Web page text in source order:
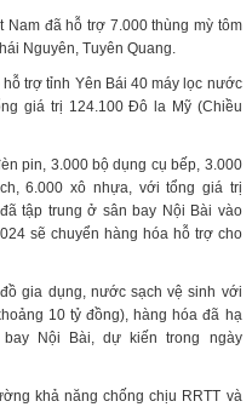
Nam đã hỗ trợ 7.000 thùng mỳ tôm
Nguyên, Tuyên Quang.
trợ tỉnh Yên Bái 40 máy lọc nước
giá trị 124.100 Đô la Mỹ (Chiều
pin, 3.000 bộ dụng cụ bếp, 3.000
6.000 xô nhựa, với tổng giá trị
tập trung ở sân bay Nội Bài vào
sẽ chuyển hàng hóa hỗ trợ cho
gia dụng, nước sạch vệ sinh với
10 tỷ đồng), hàng hóa đã hạ
Nội Bài, dự kiến trong ngày
khả năng chống chịu RRTT và